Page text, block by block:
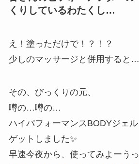
くりしているわたくし…
え！塗っただけで！？！？
少しのマッサージと併用すると…
その、びっくりの元、
噂の…噂の…
ハイパフォーマンスBODYジェル
ゲットしました✨
早速今夜から、使ってみよーう